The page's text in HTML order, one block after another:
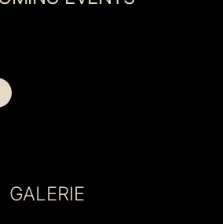
GALERIE